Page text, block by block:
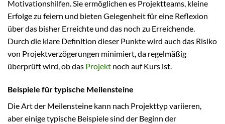
Motivationshilfen. Sie ermöglichen es Projektteams, kleine
Erfolge zu feiern und bieten Gelegenheit für eine Reflexion
über das bisher Erreichte und das noch zu Erreichende.
Durch die klare Definition dieser Punkte wird auch das Risiko
von Projektverzögerungen minimiert, da regelmäßig
überprüft wird, ob das Projekt noch auf Kurs ist.
Beispiele für typische Meilensteine
Die Art der Meilensteine kann nach Projekttyp variieren,
aber einige typische Beispiele sind der Beginn der